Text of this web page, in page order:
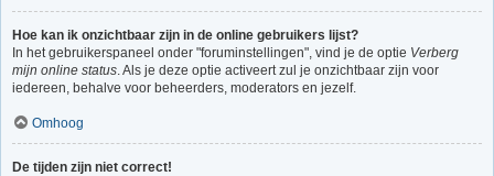
Hoe kan ik onzichtbaar zijn in de online gebruikers lijst?
In het gebruikerspaneel onder "foruminstellingen", vind je de optie Verberg
mijn online status. Als je deze optie activeert zul je onzichtbaar zijn voor
iedereen, behalve voor beheerders, moderators en jezelf.
Omhoog
De tijden zijn niet correct!